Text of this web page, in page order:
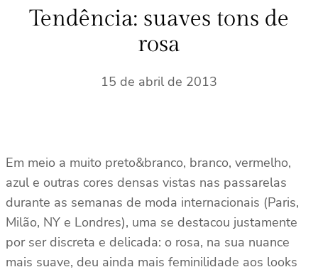
Tendência: suaves tons de
rosa
15 de abril de 2013
Em meio a muito preto&branco, branco, vermelho,
azul e outras cores densas vistas nas passarelas
durante as semanas de moda internacionais (Paris,
Milão, NY e Londres), uma se destacou justamente
por ser discreta e delicada: o rosa, na sua nuance
mais suave, deu ainda mais feminilidade aos looks